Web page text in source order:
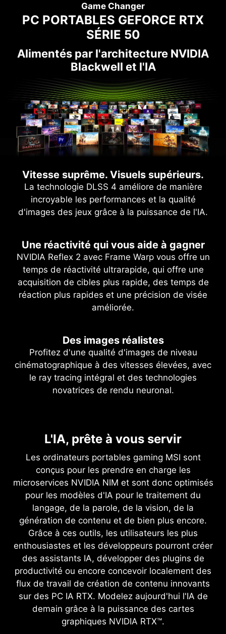
Game Changer
PC PORTABLES GEFORCE RTX
SÉRIE 50
Alimentés par l'architecture NVIDIA
Blackwell et l'IA
Vitesse suprême. Visuels supérieurs.
La technologie DLSS 4 améliore de manière
incroyable les performances et la qualité
d'images des jeux grâce à la puissance de l'IA.
Une réactivité qui vous aide à gagner
NVIDIA Reflex 2 avec Frame Warp vous offre un
temps de réactivité ultrarapide, qui offre une
acquisition de cibles plus rapide, des temps de
réaction plus rapides et une précision de visée
améliorée.
Des images réalistes
Profitez d'une qualité d'images de niveau
cinématographique à des vitesses élevées, avec
le ray tracing intégral et des technologies
novatrices de rendu neuronal.
L'IA, prête à vous servir
Les ordinateurs portables gaming MSI sont
conçus pour les prendre en charge les
microservices NVIDIA NIM et sont donc optimisés
pour les modèles d'IA pour le traitement du
langage, de la parole, de la vision, de la
génération de contenu et de bien plus encore.
Grâce à ces outils, les utilisateurs les plus
enthousiastes et les développeurs pourront créer
des assistants IA, développer des plugins de
productivité ou encore concevoir localement des
flux de travail de création de contenu innovants
sur des PC IA RTX. Modelez aujourd'hui l'IA de
demain grâce à la puissance des cartes
graphiques NVIDIA RTX™.
Vitesse foudroyante. Visuels
sublimes. Toute la puissance de
l’IA.
Le DLSS est une suite révolutionnaire de
technologies de rendu neuronal qui exploite l’IA
pour accélérer la fréquence d'images, réduire la
latence et améliorer la qualité visuelle. ‌Le DLSS
4, qui constitue une avancée décisive, met à
profit la puissance phénoménale des GPU
GeForce RTX™ série 50 et des cœurs Tensor de
5e génération pour fournir une nouvelle
fonctionnalité de génération multi-images, une
reconstruction de rayons (Ray Reconstruction) et
Super Résolution de qualité encore plus élevée.
L'alliance du DLSS et de GeForce RTX vous offre
Ray tracing intégral avec rendu
neuronal
Un réalisme révolutionnaire
L’architecture NVIDIA Blackwell vous fournit un
réalisme sans précédent avec une prise en
charge avancée du ray tracing intégral. Grâce
aux GPU GeForce RTX™ série 50, dotés de
cœurs RT de quatrième génération, ainsi qu'à
des technologies novatrices de rendu neuronal
accélérées par les cœurs Tensor de cinquième
génération, vous bénéficiez de visuels de qualité
cinéma à une vitesse extraordinaire.